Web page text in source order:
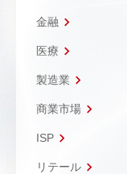
金融
医療
製造業
商業市場
ISP
リテール